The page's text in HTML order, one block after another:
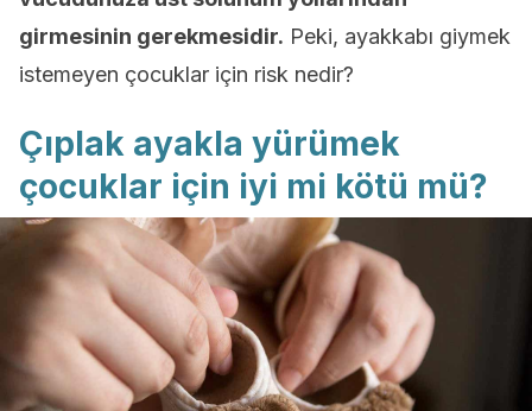
girmesinin gerekmesidir. Peki, ayakkabı giymek
istemeyen çocuklar için risk nedir?
Çıplak ayakla yürümek
çocuklar için iyi mi kötü mü?